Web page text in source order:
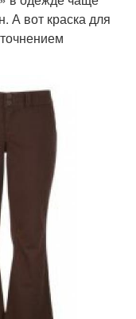
А вот краска для